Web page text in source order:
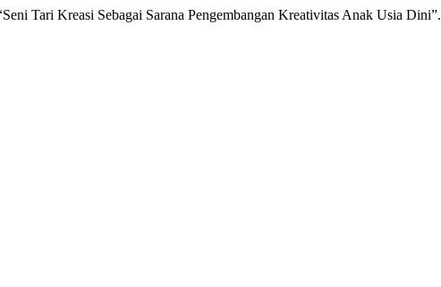
Tari Kreasi Sebagai Sarana Pengembangan Kreativitas Anak Usia Dini”.